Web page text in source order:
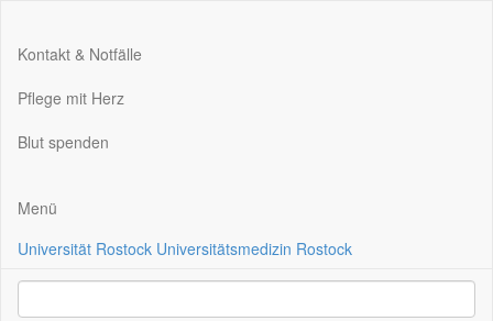
Kontakt & Notfälle
Pflege mit Herz
Blut spenden
Menü
Universität Rostock Universitätsmedizin Rostock